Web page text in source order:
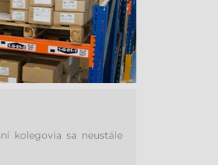
kolegovia sa neustále